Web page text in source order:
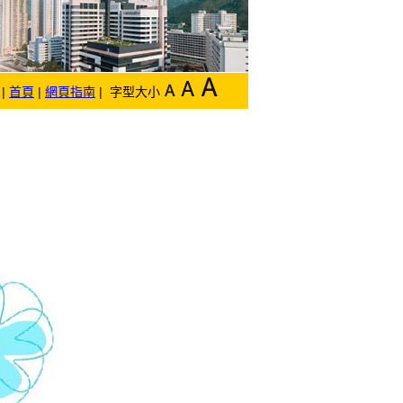
| 首頁 | 網頁指南 | 字型大小